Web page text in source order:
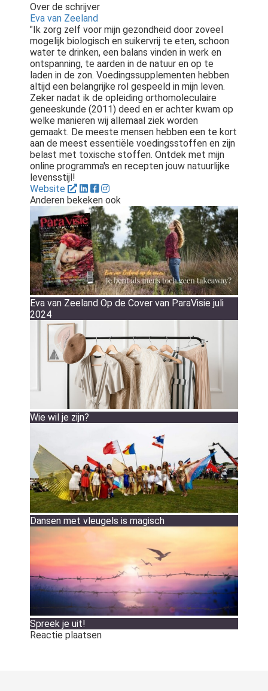
Over de schrijver
Eva van Zeeland
"Ik zorg zelf voor mijn gezondheid door zoveel
mogelijk biologisch en suikervrij te eten, schoon
water te drinken, een balans vinden in werk en
ontspanning, te aarden in de natuur en op te
laden in de zon. Voedingssupplementen hebben
altijd een belangrijke rol gespeeld in mijn leven.
Zeker nadat ik de opleiding orthomoleculaire
geneeskunde (2011) deed en er achter kwam op
welke manieren wij allemaal ziek worden
gemaakt. De meeste mensen hebben een te kort
aan de meest essentiële voedingsstoffen en zijn
belast met toxische stoffen. Ontdek met mijn
online programma's en recepten jouw natuurlijke
levensstijl!
Website
Anderen bekeken ook
Eva van Zeeland Op de Cover van ParaVisie juli
2024
Wie wil je zijn?
Dansen met vleugels is magisch
Spreek je uit!
Reactie plaatsen